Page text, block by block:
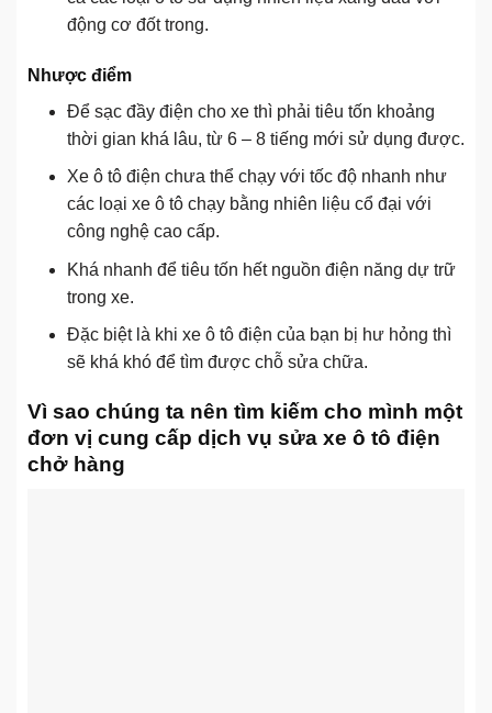
động cơ đốt trong.
Nhược điểm
Để sạc đầy điện cho xe thì phải tiêu tốn khoảng
thời gian khá lâu, từ 6 – 8 tiếng mới sử dụng được.
Xe ô tô điện chưa thể chạy với tốc độ nhanh như
các loại xe ô tô chạy bằng nhiên liệu cổ đại với
công nghệ cao cấp.
Khá nhanh để tiêu tốn hết nguồn điện năng dự trữ
trong xe.
Đặc biệt là khi xe ô tô điện của bạn bị hư hỏng thì
sẽ khá khó để tìm được chỗ sửa chữa.
Vì sao chúng ta nên tìm kiếm cho mình một
đơn vị cung cấp dịch vụ sửa xe ô tô điện
chở hàng